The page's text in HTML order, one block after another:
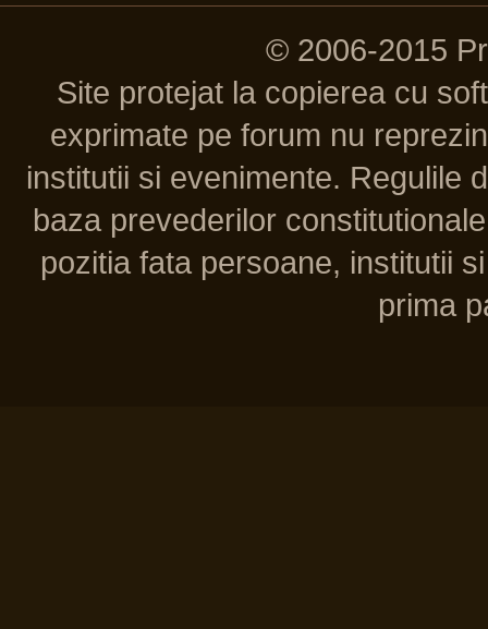
© 2006-2015
Site protejat la copierea cu
exprimate pe forum nu
institutii si evenimente. Regulile
baza prevederilor
pozitia fata persoane, institutii
prima